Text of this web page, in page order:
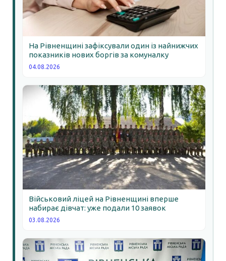
На Рівненщині зафіксували один із найнижчих
показників нових боргів за комуналку
04.08.2026
Військовий ліцей на Рівненщині вперше
набирає дівчат: уже подали 10 заявок
03.08.2026